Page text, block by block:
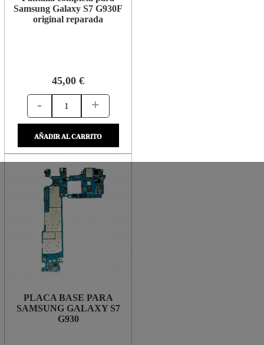
Samsung Galaxy S7 G930F
original reparada
45,00 €
- +
AÑADIR AL CARRITO
PLACA BASE PARA
SAMSUNG GALAXY S7
G930